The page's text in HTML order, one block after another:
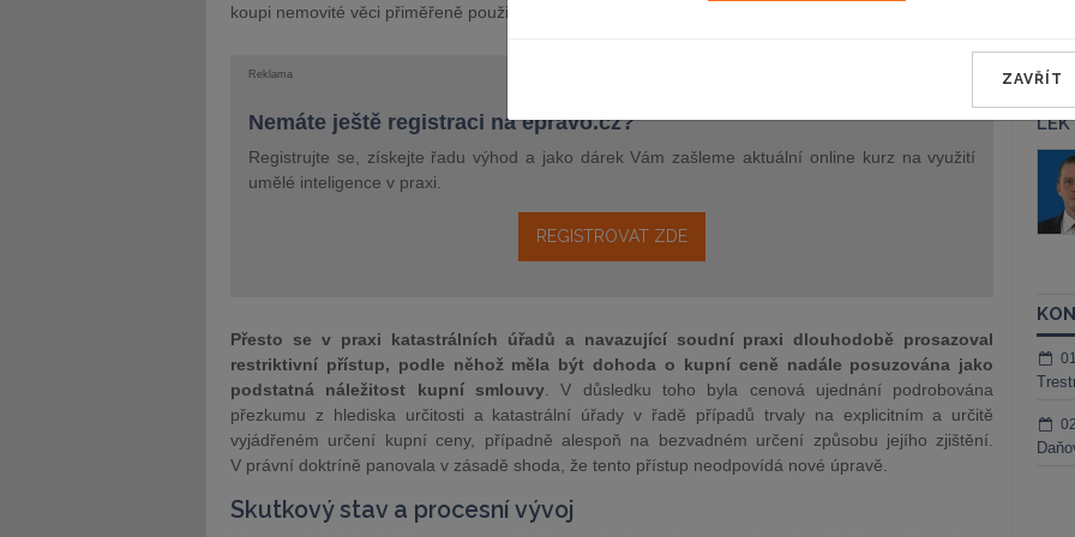
koupi nemovité věci přiměřeně použijí ustanovení o koupi movitých věcí.
Reklama
Nemáte ještě registraci na epravo.cz?
Registrujte se, získejte řadu výhod a jako dárek Vám zašleme aktuální online kurz na využití
umělé inteligence v praxi.
REGISTROVAT ZDE
Přesto se v praxi katastrálních úřadů a navazující soudní praxi dlouhodobě prosazoval
restriktivní přístup, podle něhož měla být dohoda o kupní ceně nadále posuzována jako
podstatná náležitost kupní smlouvy . V důsledku toho byla cenová ujednání podrobována
přezkumu z hlediska určitosti a katastrální úřady v řadě případů trvaly na explicitním a určitě
vyjádřeném určení kupní ceny, případně alespoň na bezvadném určení způsobu jejího zjištění.
V právní doktríně panovala v zásadě shoda, že tento přístup neodpovídá nové úpravě.
Skutkový stav a procesní vývoj
JUDr. Tomáš Nielsen
JUDr. Tomáš Sokol
JUDr. Martin Maisner, Ph.D.,
ZAVŘÍT